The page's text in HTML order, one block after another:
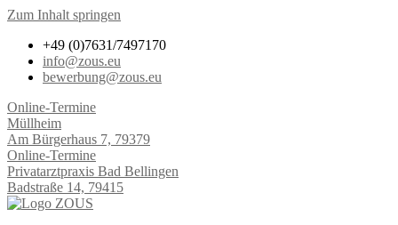
Zum Inhalt springen
+49 (0)7631/7497170
info@zous.eu
bewerbung@zous.eu
Online-Termine
Müllheim
Am Bürgerhaus 7, 79379
Online-Termine
Privatarztpraxis Bad Bellingen
Badstraße 14, 79415